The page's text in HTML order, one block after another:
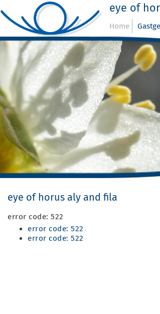
eye of
Home
eye of horus aly and fila
error code: 522
error code: 522
error code: 522